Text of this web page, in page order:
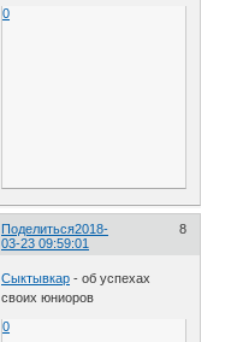
0
Поделиться 8
2018-
03-23 09:59:01
Сыктывкар - об успехах
своих юниоров
0